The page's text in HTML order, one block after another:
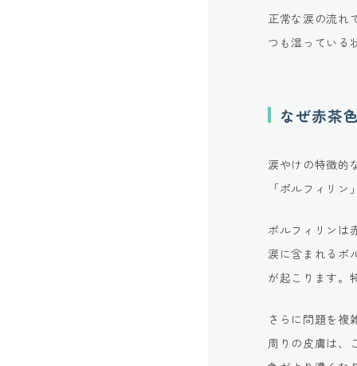
正常な涙の流れ
つも湿っている
なぜ赤茶
涙やけの特徴的
「ポルフィリ
ポルフィリンは
涙に含まれるポ
が起こります。
さらに問題を複
周りの皮膚は、